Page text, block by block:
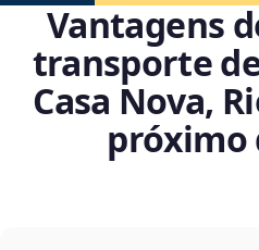
Vantagens
transporte
Casa Nova,
próximo